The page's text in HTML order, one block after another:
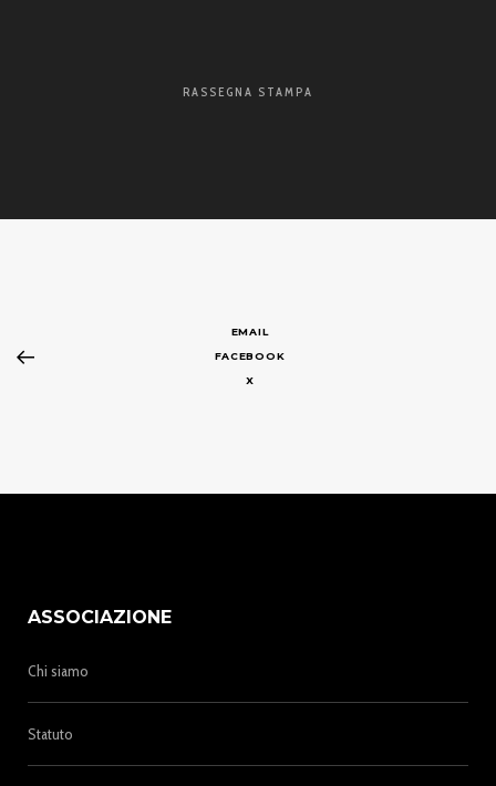
RASSEGNA STAMPA
EMAIL
FACEBOOK
X
ASSOCIAZIONE
Chi siamo
Statuto